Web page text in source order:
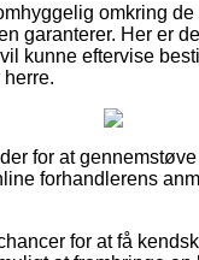
omkring
garanterer. Her er
kunne eftervise
for at
forhandlerens
for at få